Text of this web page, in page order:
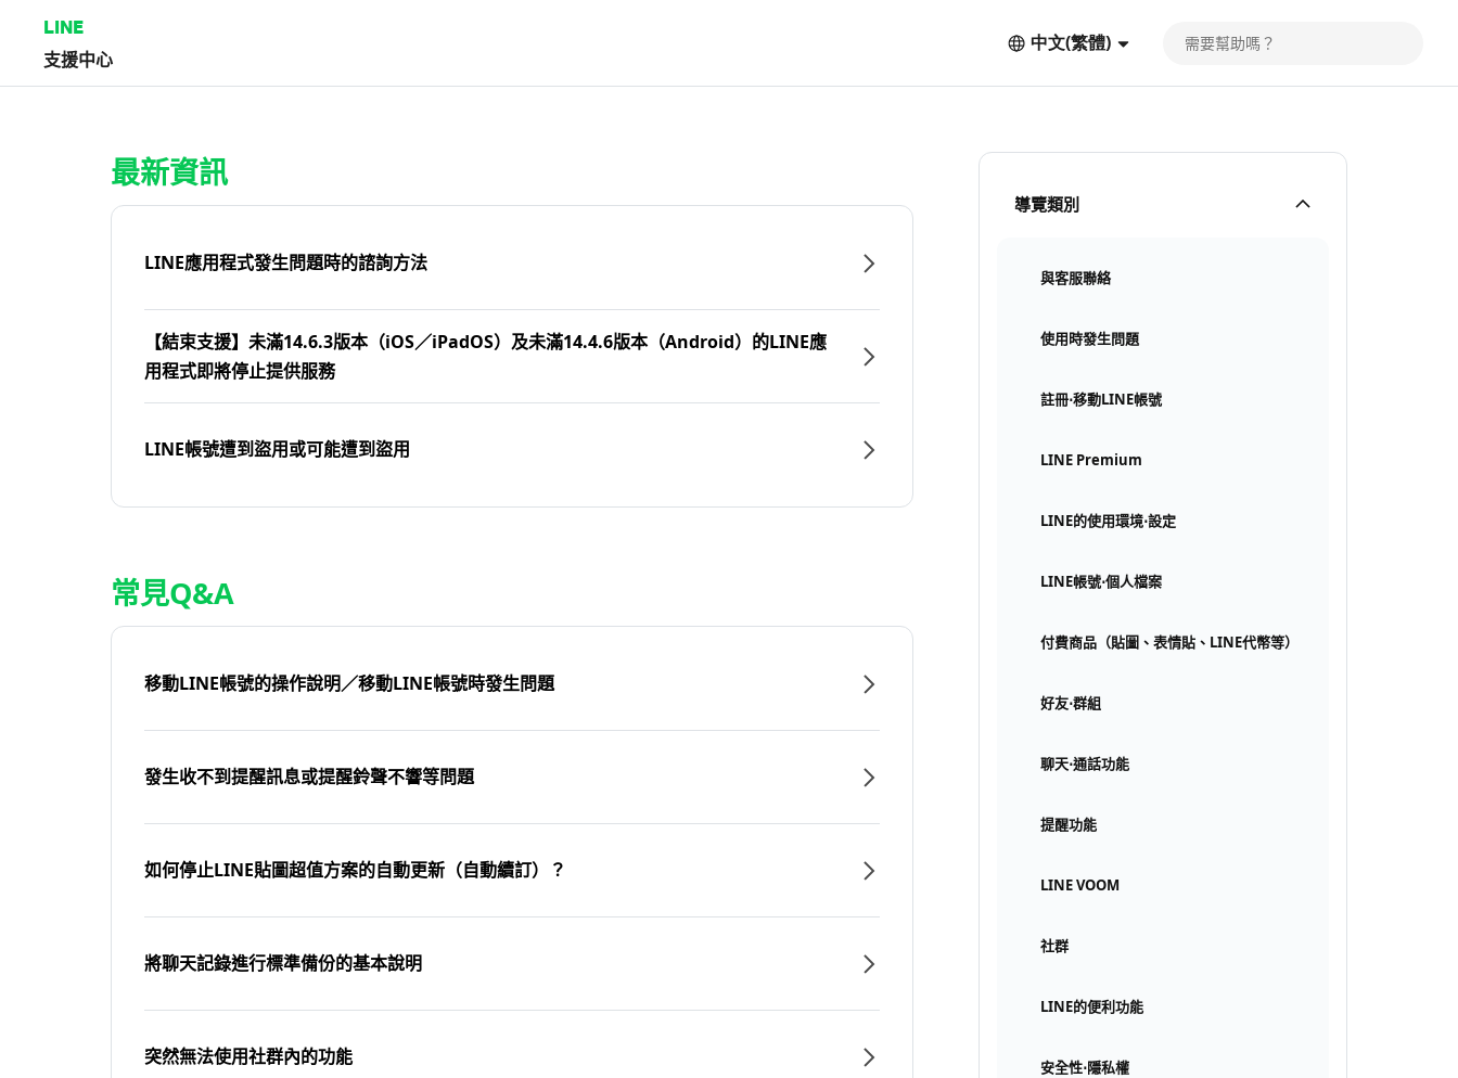
LINE
支援中心
中文(繁體)
導覽類別
與客服聯絡
使用時發生問題
註冊⋅移動LINE帳號
LINE Premium
LINE的使用環境⋅設定
LINE帳號⋅個人檔案
付費商品（貼圖、表情貼、LINE代幣等）
好友⋅群組
聊天⋅通話功能
提醒功能
LINE VOOM
社群
LINE的便利功能
安全性⋅隱私權
最新資訊
LINE應用程式發生問題時的諮詢方法
【結束支援】未滿14.6.3版本（iOS／iPadOS）及未滿14.4.6版本（Android）的LINE應
用程式即將停止提供服務
LINE帳號遭到盜用或可能遭到盜用
常見Q&A
移動LINE帳號的操作說明／移動LINE帳號時發生問題
發生收不到提醒訊息或提醒鈴聲不響等問題
如何停止LINE貼圖超值方案的自動更新（自動續訂）？
將聊天記錄進行標準備份的基本說明
突然無法使用社群內的功能